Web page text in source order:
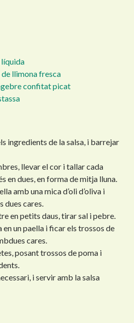
líquida
llimona fresca
confitat picat
ingredients de la salsa, i barrejar
llevar el cor i tallar cada
en dues, en forma de mitja lluna.
amb una mica d’oli d’oliva i
dues cares.
en petits daus, tirar sal i pebre.
en un paella i ficar els trossos de
cares.
posant trossos de poma i
i servir amb la salsa